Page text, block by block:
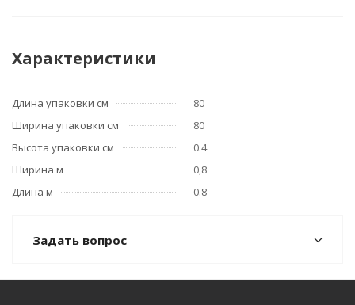
Характеристики
Длина упаковки см
80
Ширина упаковки см
80
Высота упаковки см
0.4
Ширина м
0,8
Длина м
0.8
Задать вопрос